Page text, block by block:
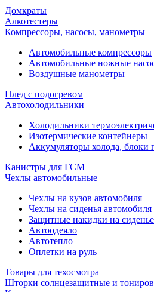
Домкраты
Алкотестеры
Компрессоры, насосы, манометры
Автомобильные компрессоры
Автомобильные ножные
Воздушные манометры
Плед с подогревом
Автохолодильники
Холодильники
Изотермические контейнеры
Аккумуляторы холода, блоки
Канистры для ГСМ
Чехлы автомобильные
Чехлы на кузов автомобиля
Чехлы на сиденья автомобиля
Защитные накидки на сиденье
Автоодеяло
Автотепло
Оплетки на руль
Товары для техосмотра
Шторки солнцезащитные и